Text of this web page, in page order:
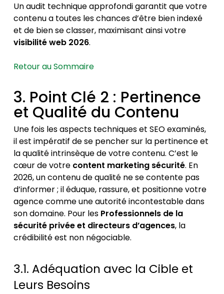
Un audit technique approfondi garantit que votre
contenu a toutes les chances d’être bien indexé
et de bien se classer, maximisant ainsi votre
visibilité web 2026.
Retour au Sommaire
3. Point Clé 2 : Pertinence
et Qualité du Contenu
Une fois les aspects techniques et SEO examinés,
il est impératif de se pencher sur la pertinence et
la qualité intrinsèque de votre contenu. C’est le
cœur de votre content marketing sécurité. En
2026, un contenu de qualité ne se contente pas
d’informer ; il éduque, rassure, et positionne votre
agence comme une autorité incontestable dans
son domaine. Pour les Professionnels de la
sécurité privée et directeurs d’agences, la
crédibilité est non négociable.
3.1. Adéquation avec la Cible et
Leurs Besoins